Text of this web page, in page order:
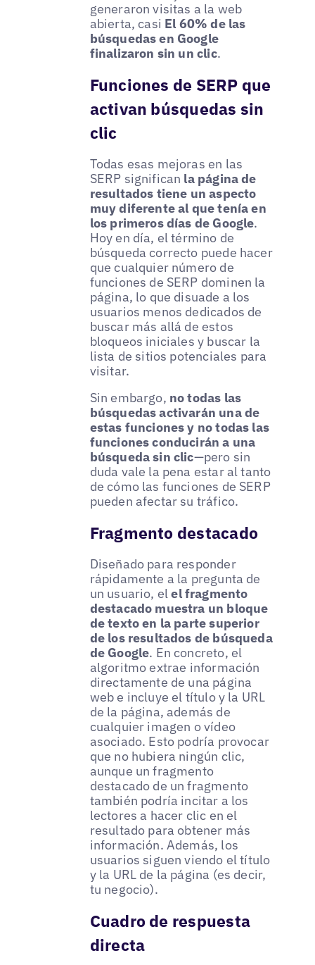
generaron visitas a la web
abierta, casi El 60% de las
búsquedas en Google
finalizaron sin un clic.
Funciones de SERP que
activan búsquedas sin
clic
Todas esas mejoras en las
SERP significan la página de
resultados tiene un aspecto
muy diferente al que tenía en
los primeros días de Google.
Hoy en día, el término de
búsqueda correcto puede hacer
que cualquier número de
funciones de SERP dominen la
página, lo que disuade a los
usuarios menos dedicados de
buscar más allá de estos
bloqueos iniciales y buscar la
lista de sitios potenciales para
visitar.
Sin embargo, no todas las
búsquedas activarán una de
estas funciones y no todas las
funciones conducirán a una
búsqueda sin clic—pero sin
duda vale la pena estar al tanto
de cómo las funciones de SERP
pueden afectar su tráfico.
Fragmento destacado
Diseñado para responder
rápidamente a la pregunta de
un usuario, elel fragmento
destacado muestra un bloque
de texto en la parte superior
de los resultados de búsqueda
de Google. En concreto, el
algoritmo extrae información
directamente de una página
web e incluye el título y la URL
de la página, además de
cualquier imagen o vídeo
asociado. Esto podría provocar
que no hubiera ningún clic,
aunque un fragmento
destacado de un fragmento
también podría incitar a los
lectores a hacer clic en el
resultado para obtener más
información. Además, los
usuarios siguen viendo el título
y la URL de la página (es decir,
tu negocio).
Cuadro de respuesta
directa